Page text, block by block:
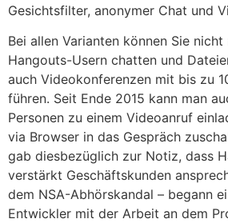
Gesichtsfilter, anonymer Chat und
Bei allen Varianten können Sie
Hangouts-Usern chatten und
auch Videokonferenzen mit bis zu
führen. Seit Ende 2015 kann man
Personen zu einem Videoanruf
via Browser in das Gespräch
gab diesbezüglich zur Notiz, dass
verstärkt Geschäftskunden
dem NSA-Abhörskandal – begann
Entwickler mit der Arbeit an dem